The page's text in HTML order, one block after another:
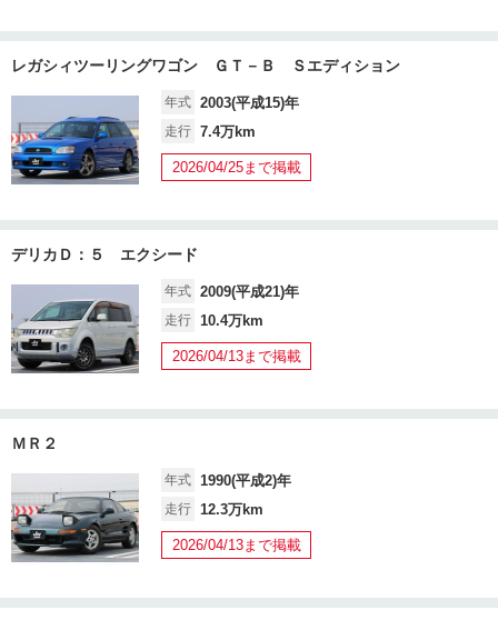
レガシィツーリングワゴン ＧＴ－Ｂ Ｓエディション
年式 2003(平成15)年
走行 7.4万km
2026/04/25まで掲載
デリカＤ：５ エクシード
年式 2009(平成21)年
走行 10.4万km
2026/04/13まで掲載
ＭＲ２
年式 1990(平成2)年
走行 12.3万km
2026/04/13まで掲載